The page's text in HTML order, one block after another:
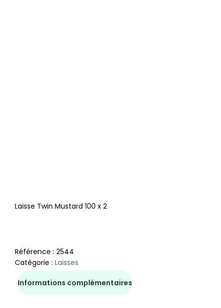
Laisse Twin Mustard 100 x 2
Référence : 2544
Catégorie : Laisses
Informations complémentaires